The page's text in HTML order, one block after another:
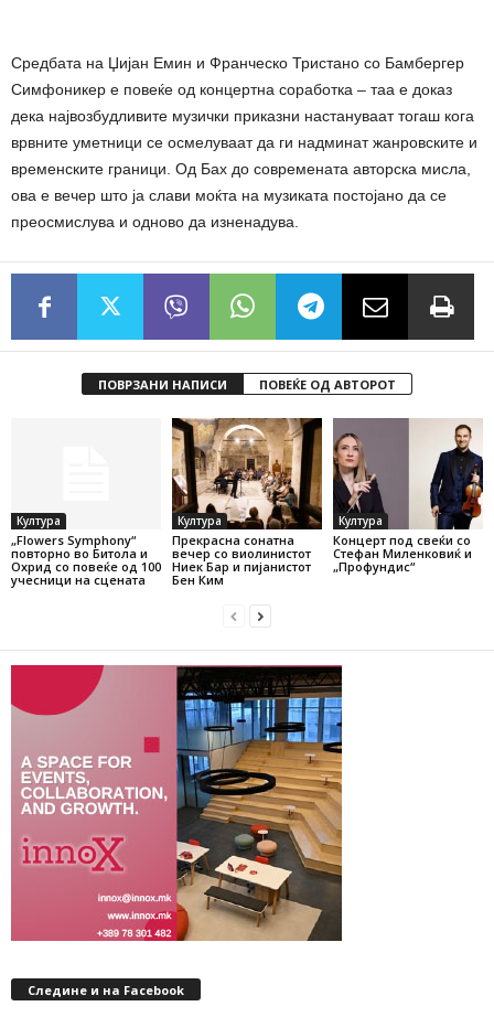
Средбата на Џијан Емин и Франческо Тристано со Бамбергер
Симфоникер е повеќе од концертна соработка – таа е доказ
дека највозбудливите музички приказни настануваат тогаш кога
врвните уметници се осмелуваат да ги надминат жанровските и
временските граници. Од Бах до современата авторска мисла,
ова е вечер што ја слави моќта на музиката постојано да се
преосмислува и одново да изненадува.
ПОВРЗАНИ НАПИСИ ПОВЕЌЕ ОД АВТОРОТ
Култура
„Flowers Symphony“
повторно во Битола и
Охрид со повеќе од 100
учесници на сцената
Култура
Прекрасна сонатна
вечер со виолинистот
Ниек Бар и пијанистот
Бен Ким
Култура
Концерт под свеќи со
Стефан Миленковиќ и
„Профундис“
Следине и на Facebook